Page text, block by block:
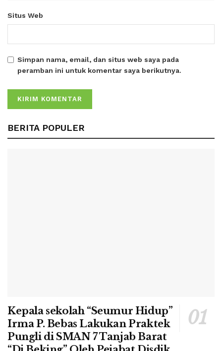
Situs Web
Simpan nama, email, dan situs web saya pada
peramban ini untuk komentar saya berikutnya.
BERITA POPULER
Kepala sekolah “Seumur Hidup”
Irma P. Bebas Lakukan Praktek
Pungli di SMAN 7 Tanjab Barat